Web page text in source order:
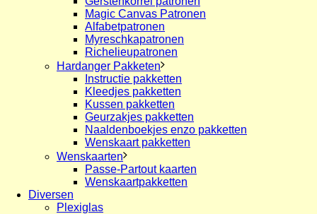
Magic Canvas Patronen
Alfabetpatronen
Myreschkapatronen
Richelieupatronen
Hardanger Pakketen
Instructie pakketten
Kleedjes pakketten
Kussen pakketten
Geurzakjes pakketten
Naaldenboekjes enzo pakketten
Wenskaart pakketten
Wenskaarten
Passe-Partout kaarten
Wenskaartpakketten
Diversen
Plexiglas